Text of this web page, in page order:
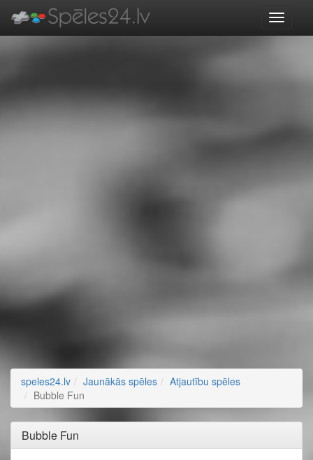
speles24.lv Jaunākās spēles
Atjautību spēles
Bubble Fun
Bubble Fun